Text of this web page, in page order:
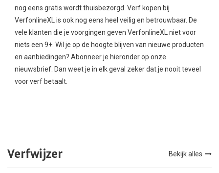
nog eens gratis wordt thuisbezorgd. Verf kopen bij
VerfonlineXL is ook nog eens heel veilig en betrouwbaar. De
vele klanten die je voorgingen geven VerfonlineXL niet voor
niets een 9+. Wil je op de hoogte blijven van nieuwe producten
en aanbiedingen? Abonneer je hieronder op onze
nieuwsbrief. Dan weet je in elk geval zeker dat je nooit teveel
voor verf betaalt.
Verfwijzer Bekijk alles